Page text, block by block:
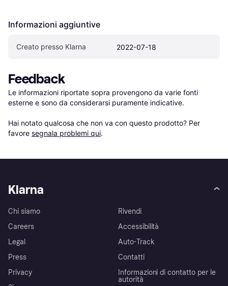
Informazioni aggiuntive
Creato presso Klarna 2022-07-18
Feedback
Le informazioni riportate sopra provengono da varie fonti
esterne e sono da considerarsi puramente indicative.
Hai notato qualcosa che non va con questo prodotto? Per
favore segnala problemi qui.
Klarna
Chi siamo
Careers
Legal
Press
Privacy
Rivendi
Accessibilità
Auto-Track
Contatti
Informazioni di contatto per le
autorità